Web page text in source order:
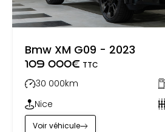
Bmw XM G09 - 2023
109 000€ TTC
30 000km
Nice
Voir véhicule